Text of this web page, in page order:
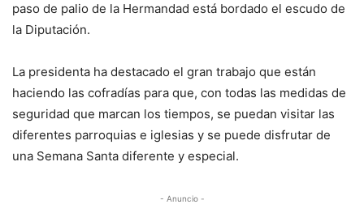
paso de palio de la Hermandad está bordado el escudo de
la Diputación.
La presidenta ha destacado el gran trabajo que están
haciendo las cofradías para que, con todas las medidas de
seguridad que marcan los tiempos, se puedan visitar las
diferentes parroquias e iglesias y se puede disfrutar de
una Semana Santa diferente y especial.
- Anuncio -